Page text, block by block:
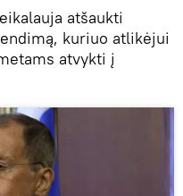
atšaukti
kuriuo atlikėjui
atvykti į